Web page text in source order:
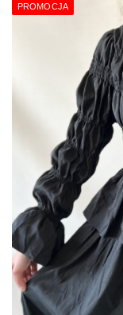
PROMOCJA